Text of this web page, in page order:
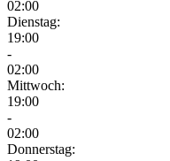
02:00
Dienstag:
19:00
-
02:00
Mittwoch:
19:00
-
02:00
Donnerstag: